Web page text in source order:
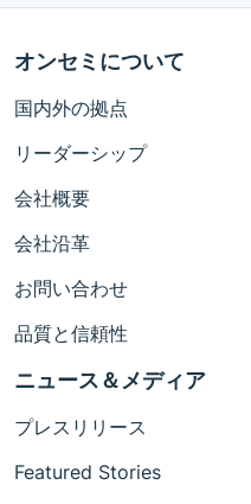
オンセミについて
国内外の拠点
リーダーシップ
会社概要
会社沿革
お問い合わせ
品質と信頼性
ニュース＆メディア
プレスリリース
Featured Stories